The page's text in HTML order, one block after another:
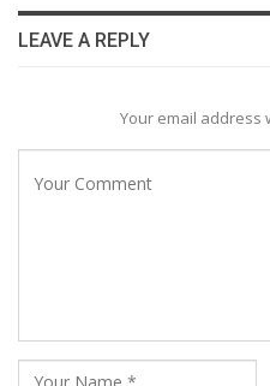
LEAVE A REPLY
Your email address